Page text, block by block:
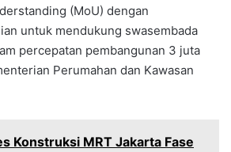
(MoU) dengan
untuk mendukung swasembada
percepatan pembangunan 3 juta
Perumahan dan Kawasan
Konstruksi MRT Jakarta Fase